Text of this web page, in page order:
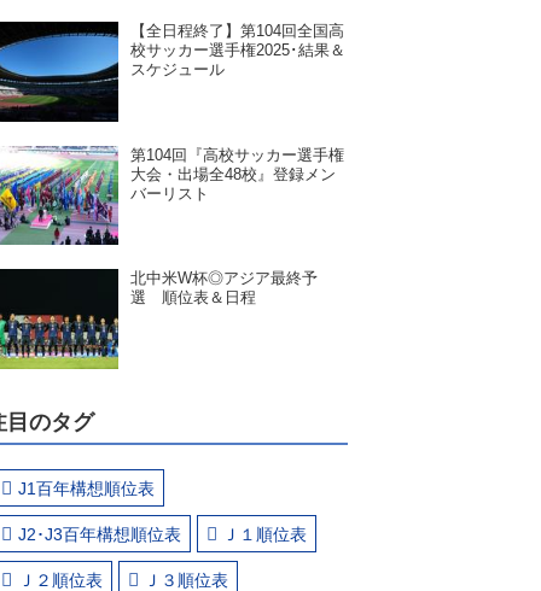
【全日程終了】第104回全国高
校サッカー選手権2025･結果＆
スケジュール
第104回『高校サッカー選手権
大会・出場全48校』登録メン
バーリスト
北中米W杯◎アジア最終予
選 順位表＆日程
目のタグ
J1百年構想順位表
J2･J3百年構想順位表 Ｊ１順位表
Ｊ２順位表 Ｊ３順位表